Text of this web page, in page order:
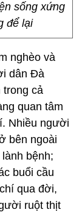
sống xứng
để lại
nghèo và
dân Đà
trong cả
quan tâm
Nhiều người
bên ngoài
bệnh;
buổi cầu
qua đời,
ruột thịt